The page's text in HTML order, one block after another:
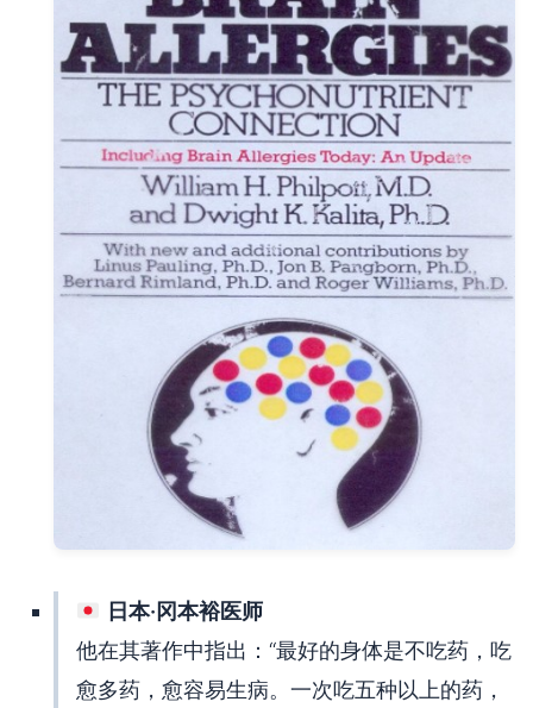
日本·冈本裕医师
他在其著作中指出：“最好的身体是不吃药，吃
愈多药，愈容易生病。一次吃五种以上的药，